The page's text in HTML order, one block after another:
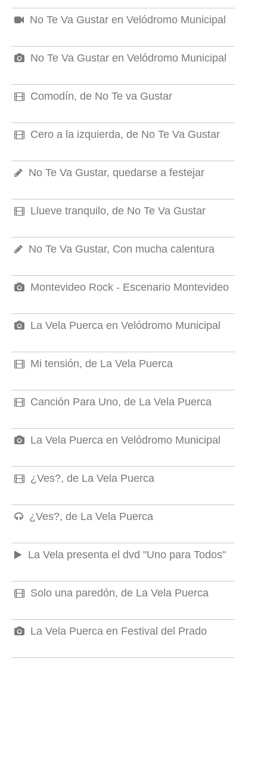
No Te Va Gustar en Velódromo Municipal
No Te Va Gustar en Velódromo Municipal
Comodín, de No Te va Gustar
Cero a la izquierda, de No Te Va Gustar
No Te Va Gustar, quedarse a festejar
Llueve tranquilo, de No Te Va Gustar
No Te Va Gustar, Con mucha calentura
Montevideo Rock - Escenario Montevideo
La Vela Puerca en Velódromo Municipal
Mi tensión, de La Vela Puerca
Canción Para Uno, de La Vela Puerca
La Vela Puerca en Velódromo Municipal
¿Ves?, de La Vela Puerca
¿Ves?, de La Vela Puerca
La Vela presenta el dvd "Uno para Todos"
Solo una paredón, de La Vela Puerca
La Vela Puerca en Festival del Prado